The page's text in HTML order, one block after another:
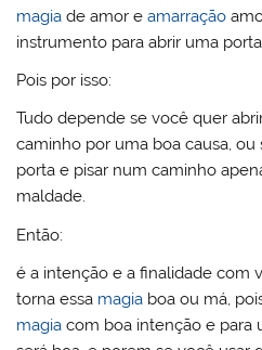
magia de amor eamarração
instrumento para abrir uma
Pois por isso:
Tudo depende se você quer
caminho por uma boa causa,
porta e pisar num caminho
maldade.
Então:
é a intenção e a finalidade com
torna essa magia boa ou má,
magia com boa intenção e para